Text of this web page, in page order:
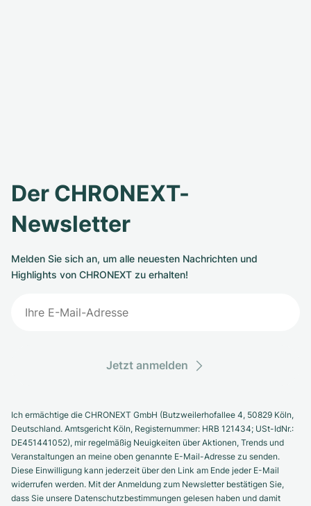
Der CHRONEXT-
Newsletter
Melden Sie sich an, um alle neuesten Nachrichten und
Highlights von CHRONEXT zu erhalten!
Jetzt anmelden
Ich ermächtige die CHRONEXT GmbH (Butzweilerhofallee 4, 50829 Köln,
Deutschland. Amtsgericht Köln, Registernummer: HRB 121434; USt-IdNr.:
DE451441052), mir regelmäßig Neuigkeiten über Aktionen, Trends und
Veranstaltungen an meine oben genannte E-Mail-Adresse zu senden.
Diese Einwilligung kann jederzeit über den Link am Ende jeder E-Mail
widerrufen werden. Mit der Anmeldung zum Newsletter bestätigen Sie,
dass Sie unsere Datenschutzbestimmungen gelesen haben und damit